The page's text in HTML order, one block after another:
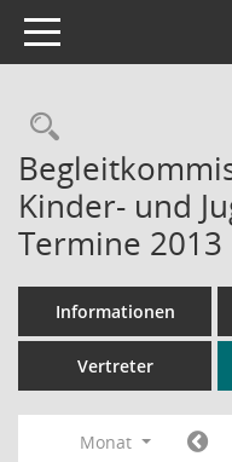
Toggle navigation
Kinder- und
Termine 2013
Informationen
Vertreter
Monat